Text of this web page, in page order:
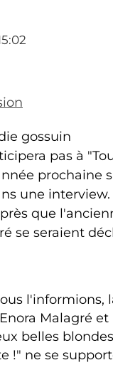
pas à
prochaine
une
que
se seraient
l'informions,
Malagré et
belles
!" ne se